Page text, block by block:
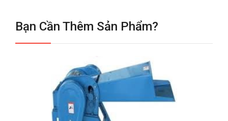
Bạn Cần Thêm Sản Phẩm?